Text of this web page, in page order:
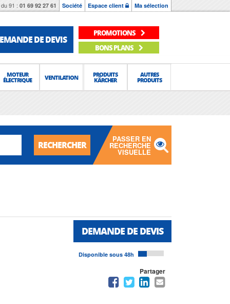
91 : 01 69 92 27 61 Société Espace client Ma sélection
DE DEVIS
PROMOTIONS
BONS PLANS
MOTEUR
ÉLECTRIQUE VENTILATION PRODUITS
KÄRCHER
AUTRES
PRODUITS
RECHERCHER
PASSER EN
RECHERCHE
VISUELLE
DEMANDE DE DEVIS
Disponible sous 48h
Partager